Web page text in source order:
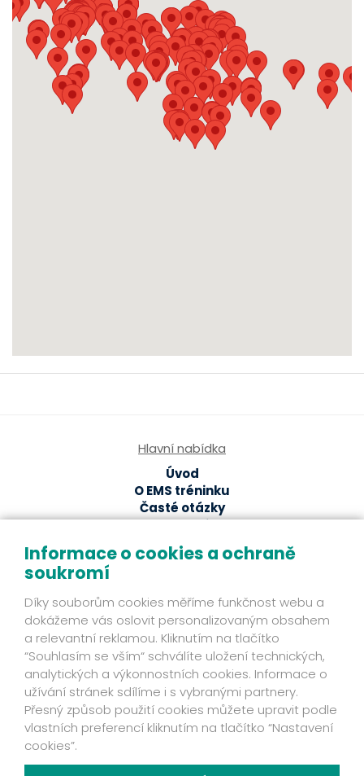
Hlavní nabídka
Úvod
O EMS tréninku
Časté otázky
EMS studia
Ze světa EMS
Fakta
Příběhy klientů
Novinky
Mohlo by se hodit
Ochrana osobních údajů
Kontakt
Fakta
Informace o cookies a ochraně
soukromí
Díky souborům cookies měříme funkčnost webu a
dokážeme vás oslovit personalizovaným obsahem
a relevantní reklamou. Kliknutím na tlačítko
“Souhlasím se vším“ schválíte uložení technických,
analytických a výkonnostních cookies. Informace o
užívání stránek sdílíme i s vybranými partnery.
Přesný způsob použití cookies můžete upravit podle
vlastních preferencí kliknutím na tlačítko “Nastavení
cookies”.